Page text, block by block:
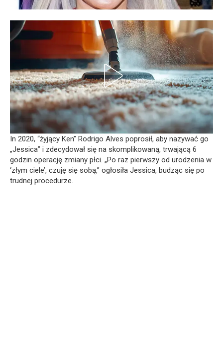
In 2020, “żyjący Ken” Rodrigo Alves poprosił, aby nazywać go
„Jessica” i zdecydował się na skomplikowaną, trwającą 6
godzin operację zmiany płci. „Po raz pierwszy od urodzenia w
‘złym ciele’, czuję się sobą,” ogłosiła Jessica, budząc się po
trudnej procedurze.